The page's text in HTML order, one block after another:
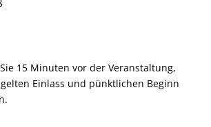
15 Minuten vor der Veranstaltung,
Einlass und pünktlichen Beginn